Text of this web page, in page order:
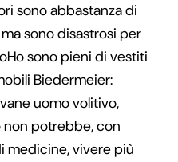
sono abbastanza di
sono disastrosi per
sono pieni di vestiti
Biedermeier:
uomo volitivo,
potrebbe, con
medicine, vivere più